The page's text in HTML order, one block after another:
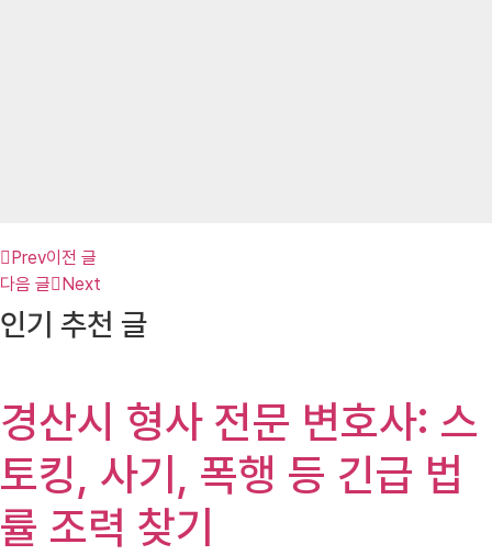
Prev이전 글
다음 글
Next
인기 추천 글
경산시 형사 전문 변호사: 스
토킹, 사기, 폭행 등 긴급 법
률 조력 찾기